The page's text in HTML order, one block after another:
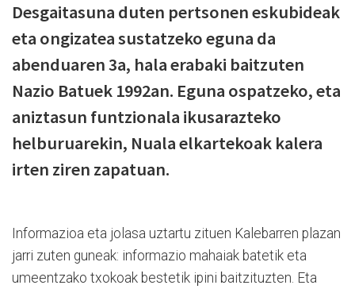
Desgaitasuna duten pertsonen eskubideak
eta ongizatea sustatzeko eguna da
abenduaren 3a, hala erabaki baitzuten
Nazio Batuek 1992an. Eguna ospatzeko, eta
aniztasun funtzionala ikusarazteko
helburuarekin, Nuala elkartekoak kalera
irten ziren zapatuan.
Informazioa eta jolasa uztartu zituen Kalebarren plazan
jarri zuten guneak: informazio mahaiak batetik eta
umeentzako txokoak bestetik ipini baitzituzten. Eta